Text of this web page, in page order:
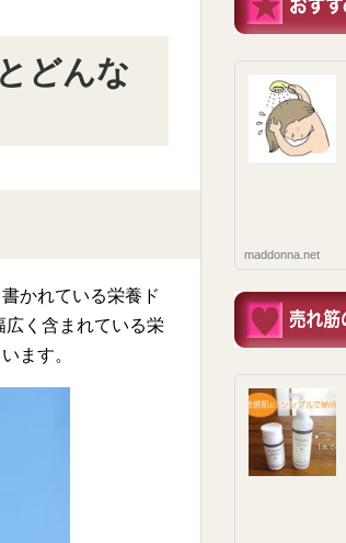
どんな
かれている栄養ド
広く含まれている栄
ます。
maddonna.net